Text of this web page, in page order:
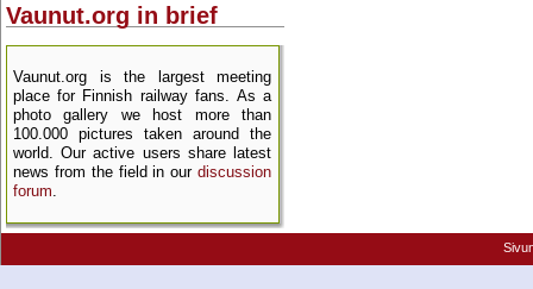
Vaunut.org in brief
Vaunut.org is the largest meeting
place for Finnish railway fans. As a
photo gallery we host more than
100.000 pictures taken around the
world. Our active users share latest
news from the field in our discussion
forum